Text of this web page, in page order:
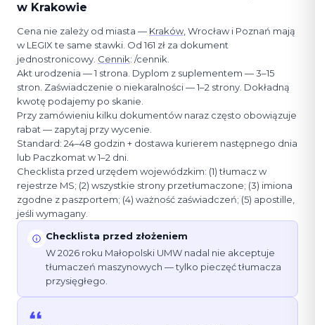
w Krakowie
Cena nie zależy od miasta — Kraków, Wrocław i Poznań mają
w LEGIX te same stawki. Od 161 zł za dokument
jednostronicowy. Cennik: /cennik.
Akt urodzenia — 1 strona. Dyplom z suplementem — 3–15
stron. Zaświadczenie o niekaralności — 1–2 strony. Dokładną
kwotę podajemy po skanie.
Przy zamówieniu kilku dokumentów naraz często obowiązuje
rabat — zapytaj przy wycenie.
Standard: 24–48 godzin + dostawa kurierem następnego dnia
lub Paczkomat w 1–2 dni.
Checklista przed urzędem wojewódzkim: (1) tłumacz w
rejestrze MS; (2) wszystkie strony przetłumaczone; (3) imiona
zgodne z paszportem; (4) ważność zaświadczeń; (5) apostille,
jeśli wymagany.
Checklista przed złożeniem
W 2026 roku Małopolski UMW nadal nie akceptuje
tłumaczeń maszynowych — tylko pieczęć tłumacza
przysięgłego.